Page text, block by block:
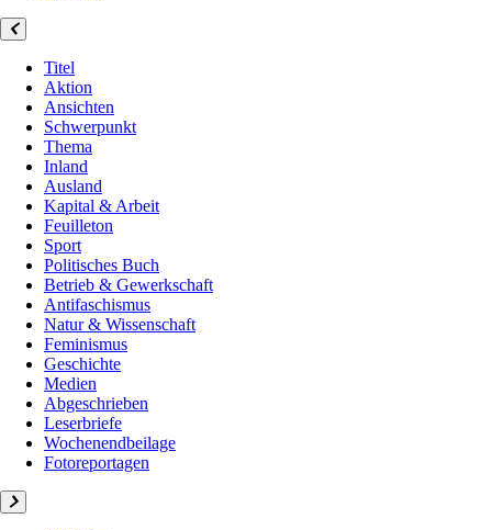
Titel
Aktion
Ansichten
Schwerpunkt
Thema
Inland
Ausland
Kapital & Arbeit
Feuilleton
Sport
Politisches Buch
Betrieb & Gewerkschaft
Antifaschismus
Natur & Wissenschaft
Feminismus
Geschichte
Medien
Abgeschrieben
Leserbriefe
Wochenendbeilage
Fotoreportagen